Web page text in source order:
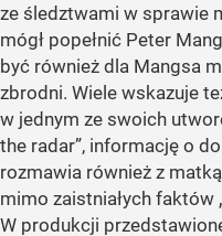
ze śledztwami w sprawie
mógł popełnić Peter
być również dla Mangsa
zbrodni. Wiele wskazuje
w jednym ze swoich
the radar”, informację o
rozmawia również z
mimo zaistniałych faktów
W produkcji